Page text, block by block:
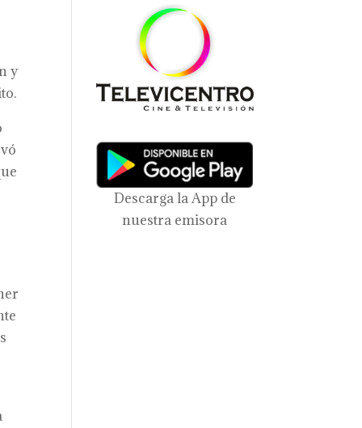
y
Descarga la App de
nuestra emisora